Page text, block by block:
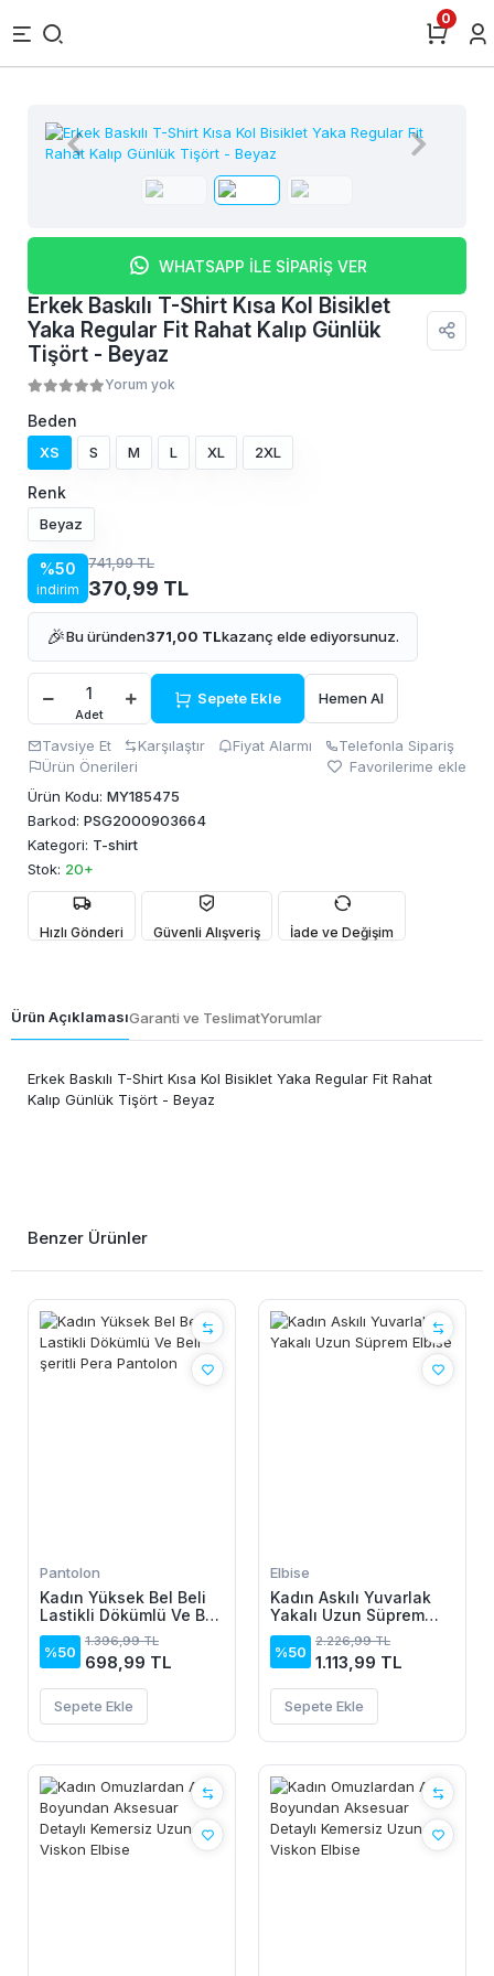
0
WHATSAPP İLE SİPARİŞ VER
Erkek Baskılı T-Shirt Kısa Kol Bisiklet
Yaka Regular Fit Rahat Kalıp Günlük
Tişört - Beyaz
Yorum yok
Beden
XS S M L XL 2XL
Renk
Beyaz
%50
indirim
741,99 TL
370,99 TL
🎉Bu üründen371,00 TLkazanç elde ediyorsunuz.
Adet
Sepete Ekle Hemen Al
Tavsiye Et Karşılaştır Fiyat Alarmı
Telefonla Sipariş
Ürün Önerileri
Favorilerime ekle
Ürün Kodu: MY185475
Barkod: PSG2000903664
Kategori: T-shirt
Stok: 20+
Hızlı Gönderi Güvenli Alışveriş İade ve Değişim
Ürün AçıklamasıGaranti ve TeslimatYorumlar
Erkek Baskılı T-Shirt Kısa Kol Bisiklet Yaka Regular Fit Rahat
Kalıp Günlük Tişört - Beyaz
Benzer Ürünler
Pantolon
Kadın Yüksek Bel Beli
Lastikli Dökümlü Ve Beli
şeritli Pera Pantolon
%50
1.396,99 TL
698,99 TL
Sepete Ekle
Elbise
Kadın Askılı Yuvarlak
Yakalı Uzun Süprem
Elbise
%50
2.226,99 TL
1.113,99 TL
Sepete Ekle